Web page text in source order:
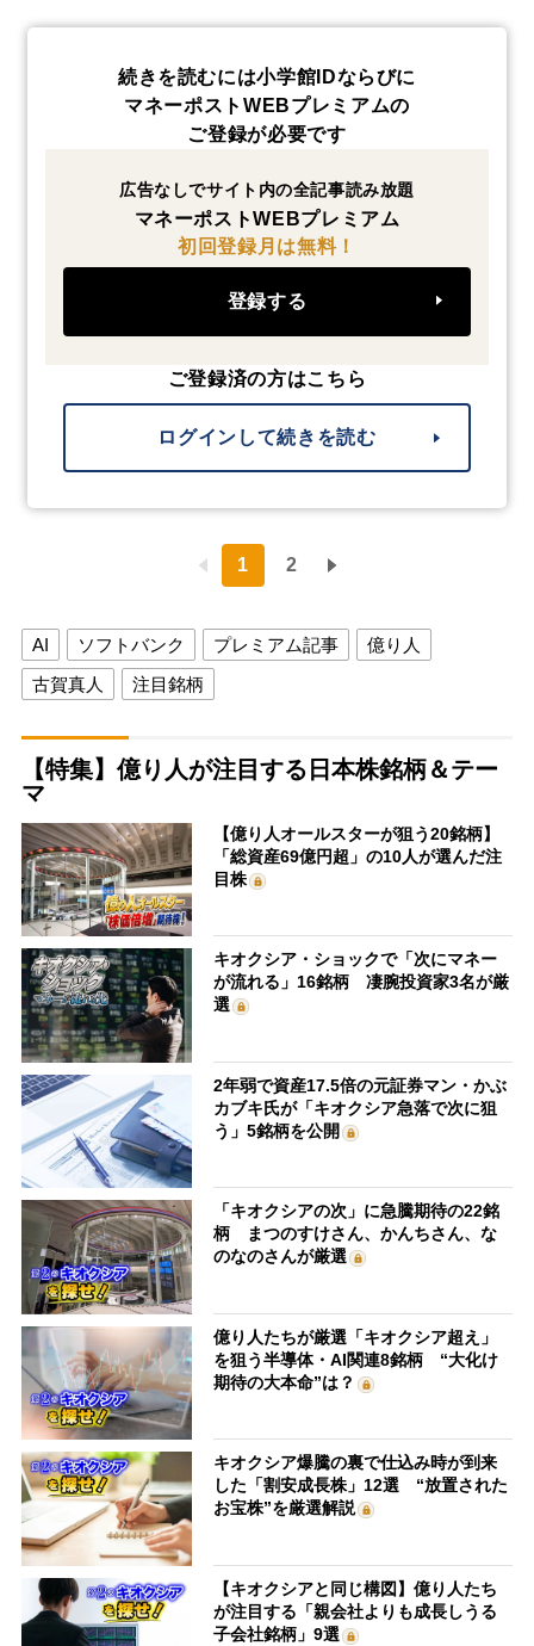
続きを読むには小学館IDならびに
マネーポストWEBプレミアムの
ご登録が必要です
広告なしでサイト内の全記事読み放題
マネーポストWEBプレミアム
初回登録月は無料！
登録する
ご登録済の方はこちら
ログインして続きを読む
1 2
AI ソフトバンク プレミアム記事
億り人
古賀真人
注目銘柄
【特集】億り人が注目する日本株銘柄＆テー
マ
【億り人オールスターが狙う20銘柄】
「総資産69億円超」の10人が選んだ注
目株
キオクシア・ショックで「次にマネー
が流れる」16銘柄 凄腕投資家3名が厳
選
2年弱で資産17.5倍の元証券マン・かぶ
カブキ氏が「キオクシア急落で次に狙
う」5銘柄を公開
「キオクシアの次」に急騰期待の22銘
柄 まつのすけさん、かんちさん、な
のなのさんが厳選
億り人たちが厳選「キオクシア超え」
を狙う半導体・AI関連8銘柄 “大化け
期待の大本命”は？
キオクシア爆騰の裏で仕込み時が到来
した「割安成長株」12選 “放置された
お宝株”を厳選解説
【キオクシアと同じ構図】億り人たち
が注目する「親会社よりも成長しうる
子会社銘柄」9選